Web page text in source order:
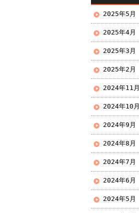
2025年5月
2025年4月
2025年3月
2025年2月
2024年11月
2024年10月
2024年9月
2024年8月
2024年7月
2024年6月
2024年5月